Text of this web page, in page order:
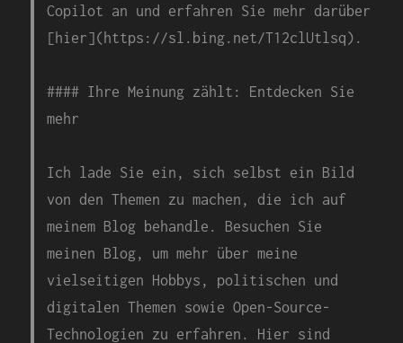
Copilot an und erfahren Sie mehr darüber
[hier](https://sl.bing.net/T12clUtlsq).
#### Ihre Meinung zählt: Entdecken Sie
mehr
Ich lade Sie ein, sich selbst ein Bild
von den Themen zu machen, die ich auf
meinem Blog behandle. Besuchen Sie
meinen Blog, um mehr über meine
vielseitigen Hobbys, politischen und
digitalen Themen sowie Open-Source-
Technologien zu erfahren. Hier sind